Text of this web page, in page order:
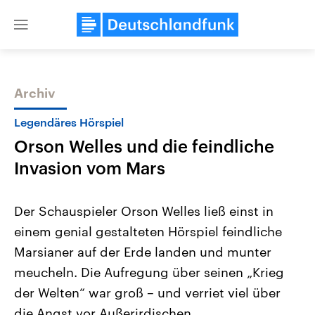
Close
Themen
Landtagswahl Sachsen-Anhalt
2026
Alle Informationen
Sachsen-Anhalt wählt am 6.
September 2026 einen neuen
Landtag. Seit 2021 wird das
Bundesland von einer Koalition aus
Aktuelle Beiträge,
Hintergründe
Wirtschaftlich und
gehören die Vereinigten
den mächtigsten Ländern
mit großem Einfluss auf
Archiv
Legendäres Hörspiel
Orson Welles und die feindliche
Invasion vom Mars
Der Schauspieler Orson Welles ließ einst in
einem genial gestalteten Hörspiel feindliche
Marsianer auf der Erde landen und munter
meucheln. Die Aufregung über seinen „Krieg
der Welten“ war groß – und verriet viel über